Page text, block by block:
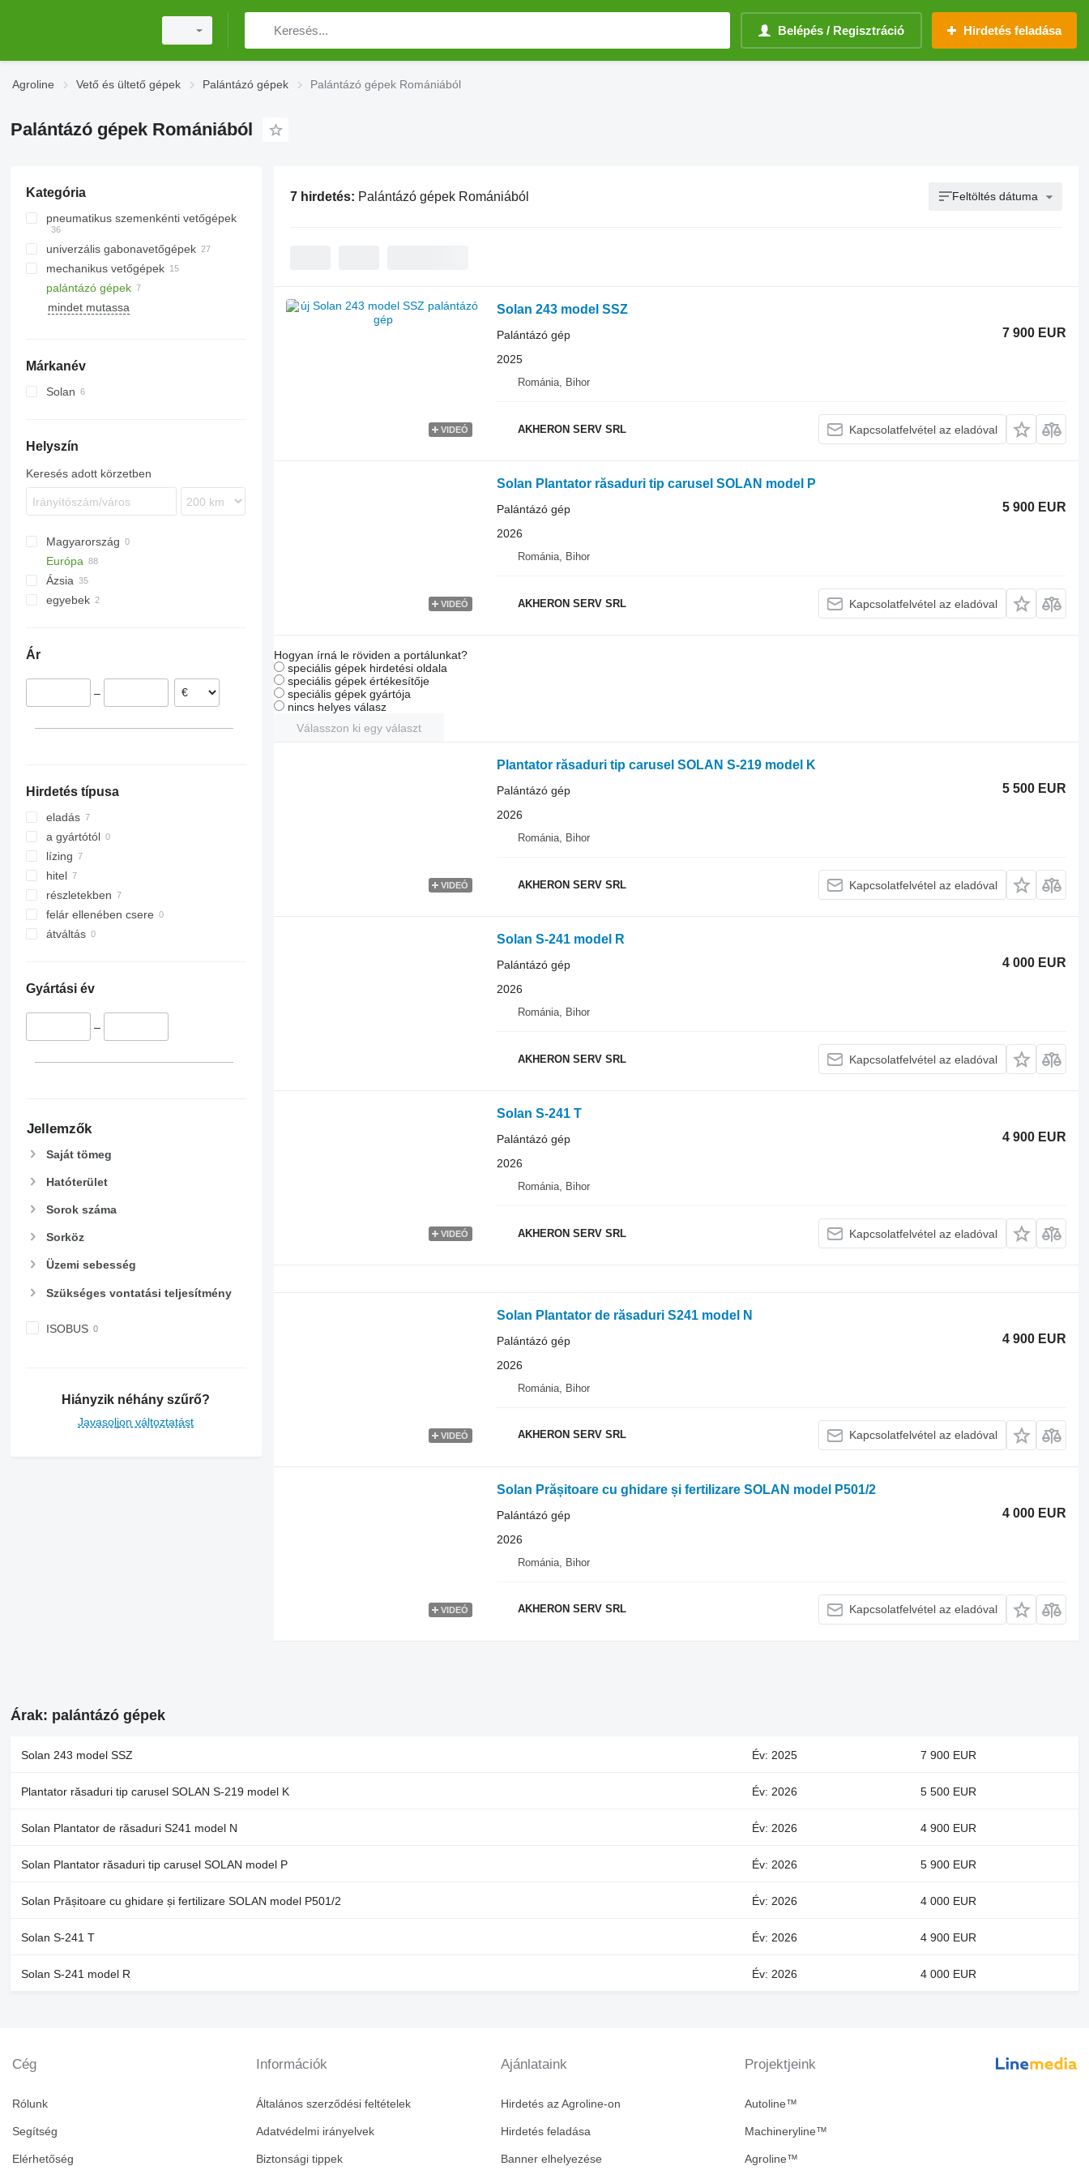
Belépés / Regisztráció Hirdetés feladása
Agroline Vető és ültető gépek Palántázó gépek Palántázó gépek Romániából
Palántázó gépek Romániából
Kategória
pneumatikus szemenkénti vetőgépek
univerzális gabonavetőgépek
mechanikus vetőgépek
palántázó gépek
mindet mutassa
Márkanév
Solan
Helyszín
Keresés adott körzetben
Magyarország
Európa
Hollandia
Lengyelország
Franciaország
Olaszország
Ázsia
Japán
egyebek
Ár
–
Hirdetés típusa
eladás
a gyártótól
lízing
hitel
részletekben
felár ellenében csere
átváltás
Gyártási év
–
Jellemzők
Saját tömeg
Hatóterület
Sorok száma
Sorköz
Üzemi sebesség
Szükséges vontatási teljesítmény
ISOBUS
Hiányzik néhány szűrő?
Javasoljon változtatást
7 hirdetés: Palántázó gépek Romániából Feltöltés dátuma
VIDEÓ
Solan 243 model SSZ
7 900 EUR
Palántázó gép
2025
Románia, Bihor
AKHERON SERV SRL Kapcsolatfelvétel az eladóval
VIDEÓ
Solan Plantator răsaduri tip carusel SOLAN model P
5 900 EUR
Palántázó gép
2026
Románia, Bihor
AKHERON SERV SRL Kapcsolatfelvétel az eladóval
Hogyan írná le röviden a portálunkat?
speciális gépek hirdetési oldala
speciális gépek értékesítője
speciális gépek gyártója
nincs helyes válasz
Válasszon ki egy választ
VIDEÓ
Plantator răsaduri tip carusel SOLAN S-219 model K
5 500 EUR
Palántázó gép
2026
Románia, Bihor
AKHERON SERV SRL Kapcsolatfelvétel az eladóval
Solan S-241 model R
4 000 EUR
Palántázó gép
2026
Románia, Bihor
AKHERON SERV SRL Kapcsolatfelvétel az eladóval
VIDEÓ
Solan S-241 T
4 900 EUR
Palántázó gép
2026
Románia, Bihor
AKHERON SERV SRL Kapcsolatfelvétel az eladóval
VIDEÓ
Solan Plantator de răsaduri S241 model N
4 900 EUR
Palántázó gép
2026
Románia, Bihor
AKHERON SERV SRL Kapcsolatfelvétel az eladóval
VIDEÓ
Solan Prășitoare cu ghidare și fertilizare SOLAN model P501/2
4 000 EUR
Palántázó gép
2026
Románia, Bihor
AKHERON SERV SRL Kapcsolatfelvétel az eladóval
Árak: palántázó gépek
Solan 243 model SSZ Év: 2025 7 900 EUR
Plantator răsaduri tip carusel SOLAN S-219 model K Év: 2026 5 500 EUR
Solan Plantator de răsaduri S241 model N Év: 2026 4 900 EUR
Solan Plantator răsaduri tip carusel SOLAN model P Év: 2026 5 900 EUR
Solan Prășitoare cu ghidare și fertilizare SOLAN model P501/2 Év: 2026 4 000 EUR
Solan S-241 T Év: 2026 4 900 EUR
Solan S-241 model R Év: 2026 4 000 EUR
Cég
Rólunk
Segítség
Elérhetőség
Információk
Általános szerződési feltételek
Adatvédelmi irányelvek
Biztonsági tippek
Ajánlataink
Hirdetés az Agroline-on
Hirdetés feladása
Banner elhelyezése
Projektjeink
Autoline™
Machineryline™
Agroline™